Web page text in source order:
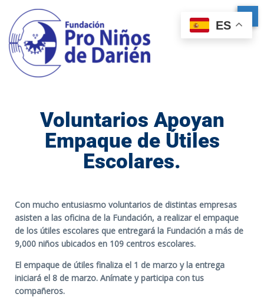
Voluntarios Apoyan
Empaque de Útiles
Escolares.
Con mucho entusiasmo voluntarios de distintas empresas
asisten a las oficina de la Fundación, a realizar el empaque
de los útiles escolares que entregará la Fundación a más de
9,000 niños ubicados en 109 centros escolares.
El empaque de útiles finaliza el 1 de marzo y la entrega
iniciará el 8 de marzo. Anímate y participa con tus
compañeros.
ES